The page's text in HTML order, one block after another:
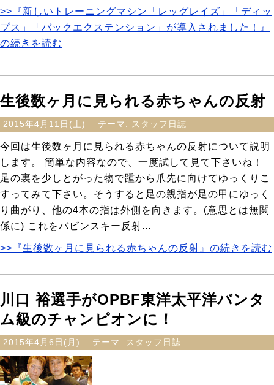
>>『新しいトレーニングマシン「レッグレイズ」「ディッ
プス」「バックエクステンション」が導入されました！』
の続きを読む
生後数ヶ月に見られる赤ちゃんの反射
2015年4月11日(土) テーマ: スタッフ日誌
今回は生後数ヶ月に見られる赤ちゃんの反射について説明
します。 簡単な内容なので、一度試して見て下さいね！
足の裏を少しとがった物で踵から爪先に向けてゆっくりこ
すってみて下さい。そうすると足の親指が足の甲にゆっく
り曲がり、他の4本の指は外側を向きます。(意思とは無関
係に) これをバビンスキー反射...
>>『生後数ヶ月に見られる赤ちゃんの反射』の続きを読む
川口 裕選手がOPBF東洋太平洋バンタ
ム級のチャンピオンに！
2015年4月6日(月) テーマ: スタッフ日誌